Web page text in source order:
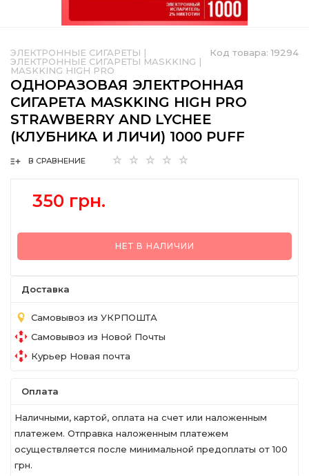
Код товара: 19294
ЭЛЕКТРОННЫЕ СИГАРЕТЫ |
ЭЛЕКТРОННЫЕ СИГАРЕТЫ MASKKING |
MASKKING HIGH PRO
ОДНОРАЗОВАЯ ЭЛЕКТРОННАЯ
СИГАРЕТА MASKKING HIGH PRO
STRAWBERRY AND LYCHEE
(КЛУБНИКА И ЛИЧИ) 1000 PUFF
В СРАВНЕНИЕ
350 грн.
НЕТ В НАЛИЧИИ
Доставка
Самовывоз из УКРПОШТА
Самовывоз из Новой Почты
Курьер Новая почта
Оплата
Наличными, картой, оплата на счет или наложенным
платежем. Отправка наложенным платежем
осуществляется после минимальной предоплаты от 100
грн.